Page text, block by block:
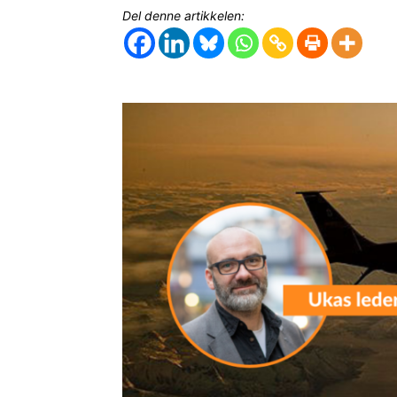
Del denne artikkelen: